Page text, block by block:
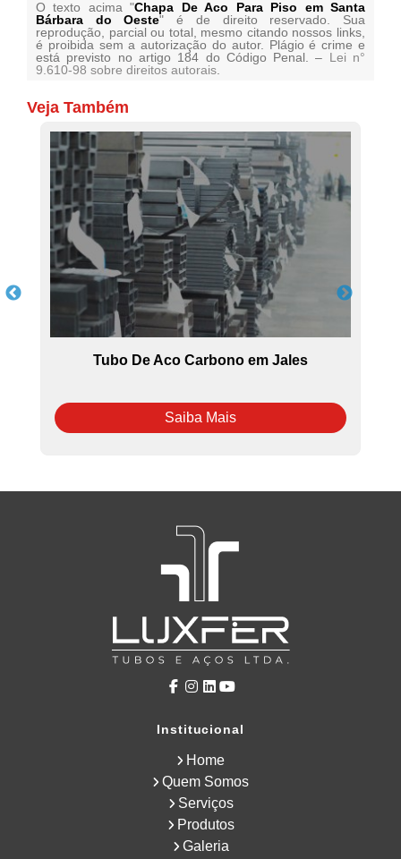
O texto acima "Chapa De Aco Para Piso em Santa
Bárbara do Oeste" é de direito reservado. Sua
reprodução, parcial ou total, mesmo citando nossos links,
é proibida sem a autorização do autor. Plágio é crime e
está previsto no artigo 184 do Código Penal. – Lei n°
9.610-98 sobre direitos autorais
Veja Também
Tubo De Aco Carbono em Jales
Saiba Mais
Institucional
Home
Quem Somos
Serviços
Produtos
Galeria